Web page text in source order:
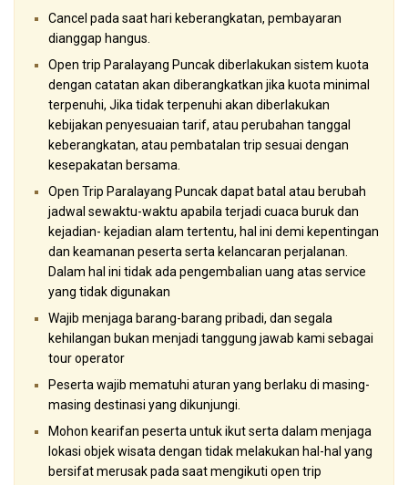
Cancel pada saat hari keberangkatan, pembayaran
dianggap hangus.
Open trip Paralayang Puncak diberlakukan sistem kuota
dengan catatan akan diberangkatkan jika kuota minimal
terpenuhi, Jika tidak terpenuhi akan diberlakukan
kebijakan penyesuaian tarif, atau perubahan tanggal
keberangkatan, atau pembatalan trip sesuai dengan
kesepakatan bersama.
Open Trip Paralayang Puncak dapat batal atau berubah
jadwal sewaktu-waktu apabila terjadi cuaca buruk dan
kejadian- kejadian alam tertentu, hal ini demi kepentingan
dan keamanan peserta serta kelancaran perjalanan.
Dalam hal ini tidak ada pengembalian uang atas service
yang tidak digunakan
Wajib menjaga barang-barang pribadi, dan segala
kehilangan bukan menjadi tanggung jawab kami sebagai
tour operator
Peserta wajib mematuhi aturan yang berlaku di masing-
masing destinasi yang dikunjungi.
Mohon kearifan peserta untuk ikut serta dalam menjaga
lokasi objek wisata dengan tidak melakukan hal-hal yang
bersifat merusak pada saat mengikuti open trip